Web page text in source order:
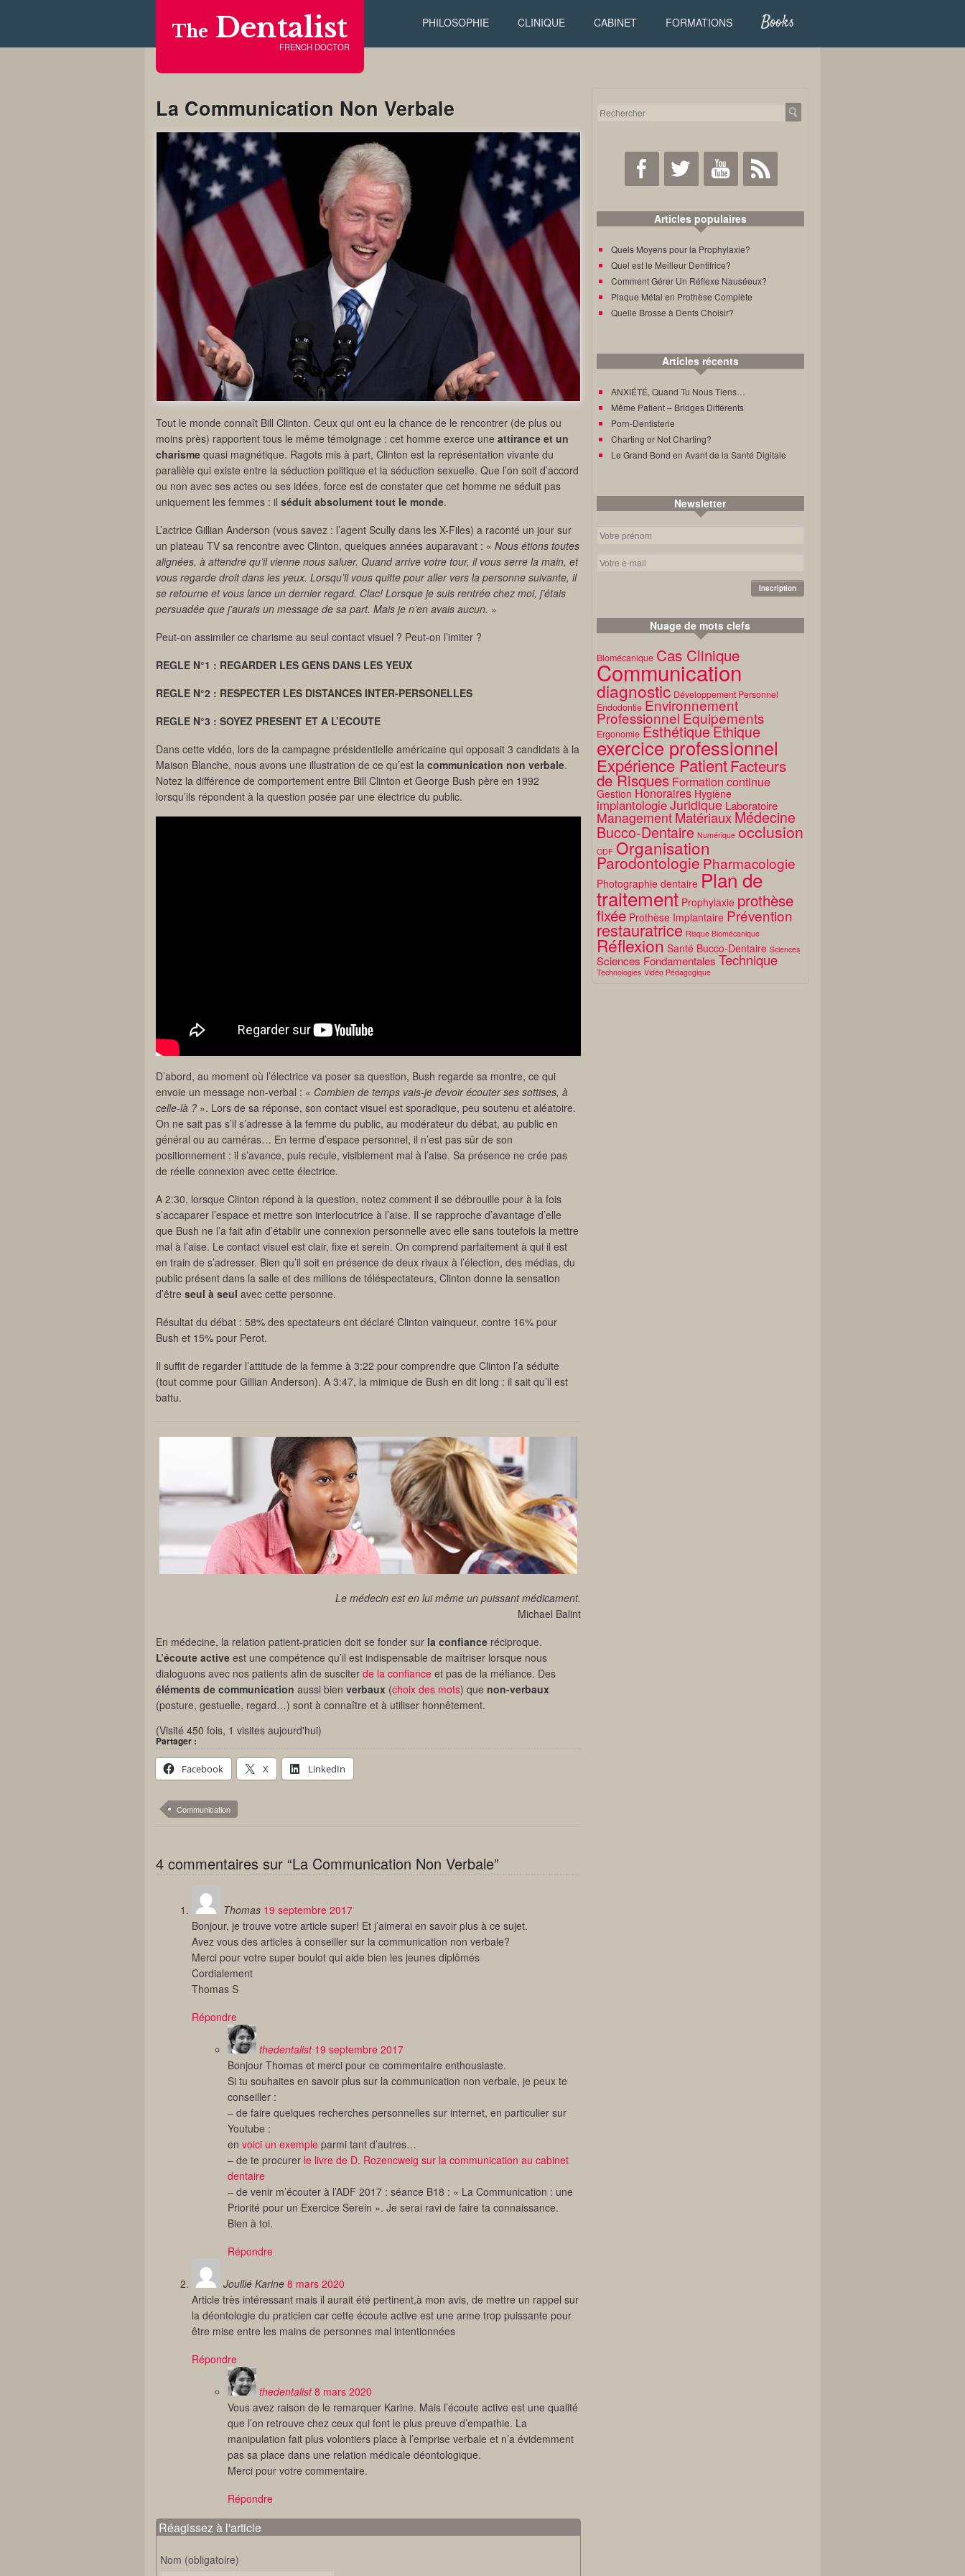
The Dentalist
FRENCH DOCTOR
PHILOSOPHIE CLINIQUE CABINET FORMATIONS Books
La Communication Non Verbale
Tout le monde connaît Bill Clinton. Ceux qui ont eu la chance de le rencontrer (de plus ou
moins près) rapportent tous le même témoignage : cet homme exerce une attirance et un
charisme quasi magnétique. Ragots mis à part, Clinton est la représentation vivante du
parallèle qui existe entre la séduction politique et la séduction sexuelle. Que l’on soit d’accord
ou non avec ses actes ou ses idées, force est de constater que cet homme ne séduit pas
uniquement les femmes : il séduit absolument tout le monde.
L’actrice Gillian Anderson (vous savez : l’agent Scully dans les X-Files) a raconté un jour sur
un plateau TV sa rencontre avec Clinton, quelques années auparavant : « Nous étions toutes
alignées, à attendre qu’il vienne nous saluer. Quand arrive votre tour, il vous serre la main, et
vous regarde droit dans les yeux. Lorsqu’il vous quitte pour aller vers la personne suivante, il
se retourne et vous lance un dernier regard. Clac! Lorsque je suis rentrée chez moi, j’étais
persuadée que j’aurais un message de sa part. Mais je n’en avais aucun. »
Peut-on assimiler ce charisme au seul contact visuel ? Peut-on l’imiter ?
REGLE N°1 : REGARDER LES GENS DANS LES YEUX
REGLE N°2 : RESPECTER LES DISTANCES INTER-PERSONELLES
REGLE N°3 : SOYEZ PRESENT ET A L’ECOUTE
Dans cette vidéo, lors de la campagne présidentielle américaine qui opposait 3 candidats à la
Maison Blanche, nous avons une illustration de ce qu’est la communication non verbale.
Notez la différence de comportement entre Bill Clinton et George Bush père en 1992
lorsqu’ils répondent à la question posée par une électrice du public.
D’abord, au moment où l’électrice va poser sa question, Bush regarde sa montre, ce qui
envoie un message non-verbal : « Combien de temps vais-je devoir écouter ses sottises, à
celle-là ? ». Lors de sa réponse, son contact visuel est sporadique, peu soutenu et aléatoire.
On ne sait pas s’il s’adresse à la femme du public, au modérateur du débat, au public en
général ou au caméras… En terme d’espace personnel, il n’est pas sûr de son
positionnement : il s’avance, puis recule, visiblement mal à l’aise. Sa présence ne crée pas
de réelle connexion avec cette électrice.
A 2:30, lorsque Clinton répond à la question, notez comment il se débrouille pour à la fois
s’accaparer l’espace et mettre son interlocutrice à l’aise. Il se rapproche d’avantage d’elle
que Bush ne l’a fait afin d’établir une connexion personnelle avec elle sans toutefois la mettre
mal à l’aise. Le contact visuel est clair, fixe et serein. On comprend parfaitement à qui il est
en train de s’adresser. Bien qu’il soit en présence de deux rivaux à l’élection, des médias, du
public présent dans la salle et des millions de téléspectateurs, Clinton donne la sensation
d’être seul à seul avec cette personne.
Résultat du débat : 58% des spectateurs ont déclaré Clinton vainqueur, contre 16% pour
Bush et 15% pour Perot.
Il suffit de regarder l’attitude de la femme à 3:22 pour comprendre que Clinton l’a séduite
(tout comme pour Gillian Anderson). A 3:47, la mimique de Bush en dit long : il sait qu’il est
battu.
Le médecin est en lui même un puissant médicament.
Michael Balint
En médecine, la relation patient-praticien doit se fonder sur la confiance réciproque.
L’écoute active est une compétence qu’il est indispensable de maîtriser lorsque nous
dialoguons avec nos patients afin de susciter de la confiance et pas de la méfiance. Des
éléments de communication aussi bien verbaux (choix des mots) que non-verbaux
(posture, gestuelle, regard…) sont à connaître et à utiliser honnêtement.
(Visité 450 fois, 1 visites aujourd'hui)
Partager :
Facebook X LinkedIn
Communication
4 commentaires sur “La Communication Non Verbale”
Thomas 19 septembre 2017
Bonjour, je trouve votre article super! Et j’aimerai en savoir plus à ce sujet.
Avez vous des articles à conseiller sur la communication non verbale?
Merci pour votre super boulot qui aide bien les jeunes diplômés
Cordialement
Thomas S
Répondre
thedentalist 19 septembre 2017
Bonjour Thomas et merci pour ce commentaire enthousiaste.
Si tu souhaites en savoir plus sur la communication non verbale, je peux te
conseiller :
– de faire quelques recherches personnelles sur internet, en particulier sur
Youtube :
en voici un exemple parmi tant d’autres…
– de te procurer le livre de D. Rozencweig sur la communication au cabinet
dentaire
– de venir m’écouter à l’ADF 2017 : séance B18 : « La Communication : une
Priorité pour un Exercice Serein ». Je serai ravi de faire ta connaissance.
Bien à toi.
Répondre
Joullié Karine 8 mars 2020
Article très intéressant mais il aurait été pertinent,à mon avis, de mettre un rappel sur
la déontologie du praticien car cette écoute active est une arme trop puissante pour
être mise entre les mains de personnes mal intentionnées
Répondre
thedentalist 8 mars 2020
Vous avez raison de le remarquer Karine. Mais l’écoute active est une qualité
que l’on retrouve chez ceux qui font le plus preuve d’empathie. La
manipulation fait plus volontiers place à l’emprise verbale et n’a évidemment
pas sa place dans une relation médicale déontologique.
Merci pour votre commentaire.
Répondre
Réagissez à l'article
Nom (obligatoire)
Facebook Twitter Youtube
Articles populaires
Quels Moyens pour la Prophylaxie?
Quel est le Meilleur Dentifrice?
Comment Gérer Un Réflexe Nauséeux?
Plaque Métal en Prothèse Complète
Quelle Brosse à Dents Choisir?
Articles récents
ANXIÉTÉ, Quand Tu Nous Tiens…
Même Patient – Bridges Différents
Porn-Dentisterie
Charting or Not Charting?
Le Grand Bond en Avant de la Santé Digitale
Newsletter
Nuage de mots clefs
Biomécanique Cas Clinique
Communication
diagnostic Développement Personnel
Endodontie Environnement
Professionnel Equipements
Ergonomie EsthétiqueEthique
exercice professionnel
Expérience PatientFacteurs
de Risques Formation continue
Gestion Honoraires Hygiène
implantologieJuridique Laboratoire
Management Matériaux Médecine
Bucco-Dentaire Numérique occlusion
ODF Organisation
Parodontologie Pharmacologie
Photographie dentaire Plan de
traitement Prophylaxie prothèse
fixée Prothèse Implantaire Prévention
restauratrice Risque Biomécanique
Réflexion Santé Bucco-Dentaire Sciences
Sciences Fondamentales Technique
Technologies Vidéo Pédagogique